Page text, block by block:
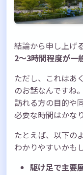
い
結論から申し上げ
2〜3時間程度が一
ただし、これはあ
のお話なんですね。
訪れる方の目的や
必要な時間はかな
たとえば、以下の
わかりやすいかも
駆け足で主要